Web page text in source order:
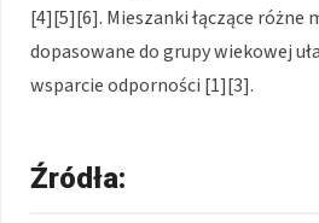
[4][5][6]. Mieszanki łączące różne
dopasowane do grupy wiekowej
wsparcie odporności [1][3].
Źródła: